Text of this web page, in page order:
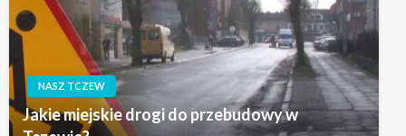
NASZ TCZEW
Jakie miejskie drogi do przebudowy w